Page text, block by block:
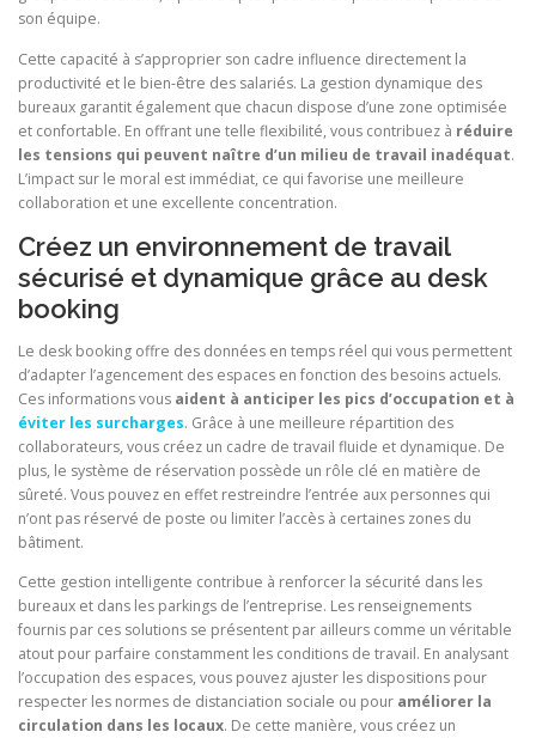
son équipe.
Cette capacité à s’approprier son cadre influence directement la
productivité et le bien-être des salariés. La gestion dynamique des
bureaux garantit également que chacun dispose d’une zone optimisée
et confortable. En offrant une telle flexibilité, vous contribuez à réduire
les tensions qui peuvent naître d’un milieu de travail inadéquat.
L’impact sur le moral est immédiat, ce qui favorise une meilleure
collaboration et une excellente concentration.
Créez un environnement de travail
sécurisé et dynamique grâce au desk
booking
Le desk booking offre des données en temps réel qui vous permettent
d’adapter l’agencement des espaces en fonction des besoins actuels.
Ces informations vous aident à anticiper les pics d’occupation et à
éviter les surcharges. Grâce à une meilleure répartition des
collaborateurs, vous créez un cadre de travail fluide et dynamique. De
plus, le système de réservation possède un rôle clé en matière de
sûreté. Vous pouvez en effet restreindre l’entrée aux personnes qui
n’ont pas réservé de poste ou limiter l’accès à certaines zones du
bâtiment.
Cette gestion intelligente contribue à renforcer la sécurité dans les
bureaux et dans les parkings de l’entreprise. Les renseignements
fournis par ces solutions se présentent par ailleurs comme un véritable
atout pour parfaire constamment les conditions de travail. En analysant
l’occupation des espaces, vous pouvez ajuster les dispositions pour
respecter les normes de distanciation sociale ou pour améliorer la
circulation dans les locaux. De cette manière, vous créez un